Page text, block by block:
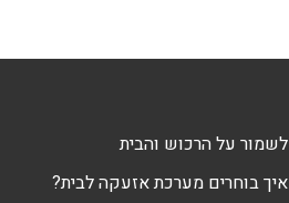
לשמור על הרכוש והבית
איך בוחרים מערכת אזעקה לבית?